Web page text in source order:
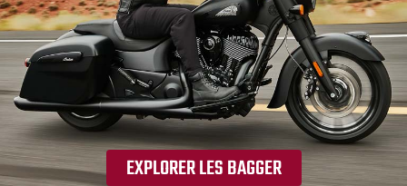
EXPLORER LES BAGGER